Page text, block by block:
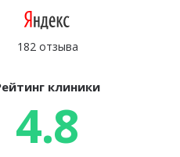
182 отзыва
клиники
4.8